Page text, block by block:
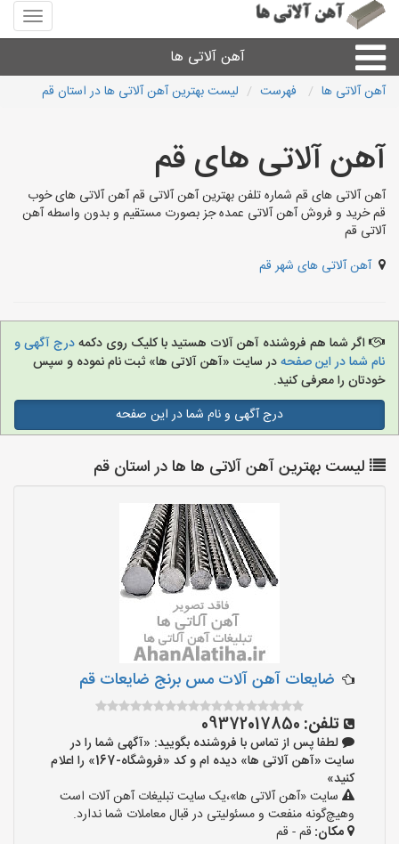
منوی
سایت
آلاتی
آهن آلاتی ها
ورق
لوله و اتصالات
آهن آلاتی های شهرها
آهن آلاتی ها فهرست لیست بهترین آهن آلاتی ها در استان قم
آهن آلاتی های قم
آهن آلاتی های قم شماره تلفن بهترین آهن آلاتی قم آهن آلاتی های خوب
قم خرید و فروش آهن آلاتی عمده جز بصورت مستقیم و بدون واسطه آهن
آلاتی قم
آهن آلاتی های شهر قم
اگر شما هم فروشنده آهن آلات هستید با کلیک روی دکمهدرج آگهی و
نام شما در این صفحهدر سایت «آهن آلاتی ها» ثبت نام نموده و سپس
خودتان را معرفی کنید.
درج آگهی و نام شما در این صفحه
لیست بهترین آهن آلاتی ها ها در استان قم
ضایعات آهن آلات مس برنج ضایعات قم
تلفن: 09372017850
لطفا پس از تماس با فروشنده بگویید: «آگهی شما را در
سایت «آهن آلاتی ها» دیده ام و کد «فروشگاه-167» را اعلام
کنید»
سایت «آهن آلاتی ها»،یک سایت تبلیغات آهن آلات است
وهیچ‌گونه منفعت و مسئولیتی در قبال معاملات شما ندارد.
مکان: قم - قم